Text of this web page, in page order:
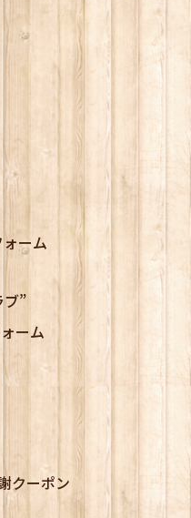
ーム
ブ”
ーム
クーポン